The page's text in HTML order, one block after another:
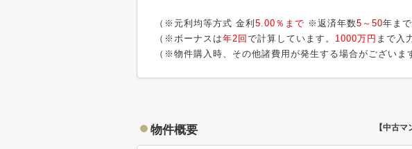
（※元利均等方式 金利 5.00％まで ※返済年数5～50年ま
（※ボーナスは年2回 で計算しています。 1000万円 まで入
（※物件購入時、その他諸費用が発生する場合がございま
物件概要 【中古マ